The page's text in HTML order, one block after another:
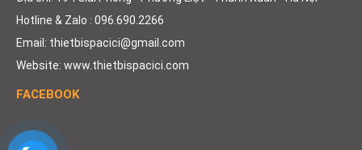
Hotline & Zalo : 096.690.2266
Email: thietbispacici@gmail.com
Website: www.thietbispacici.com
FACEBOOK